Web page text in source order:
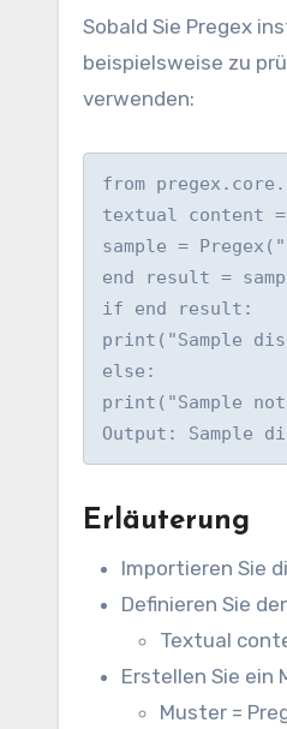
Sobald Sie Pregex
beispielsweise zu
verwenden:
from
textual content
sample =
end result =
if end result:
print("Sample
else:
print("Sample
Output: Sample
Erläuterung
Importieren Sie
Definieren Sie
Textual
Erstellen Sie ein
Muster =